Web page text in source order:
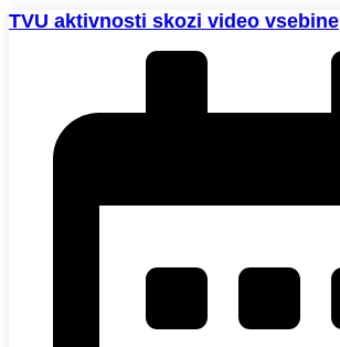
TVU aktivnosti skozi video vsebine